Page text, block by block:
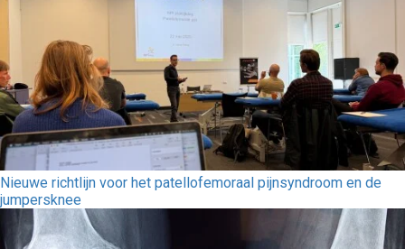
Nieuwe richtlijn voor het patellofemoraal pijnsyndroom en de
jumpersknee